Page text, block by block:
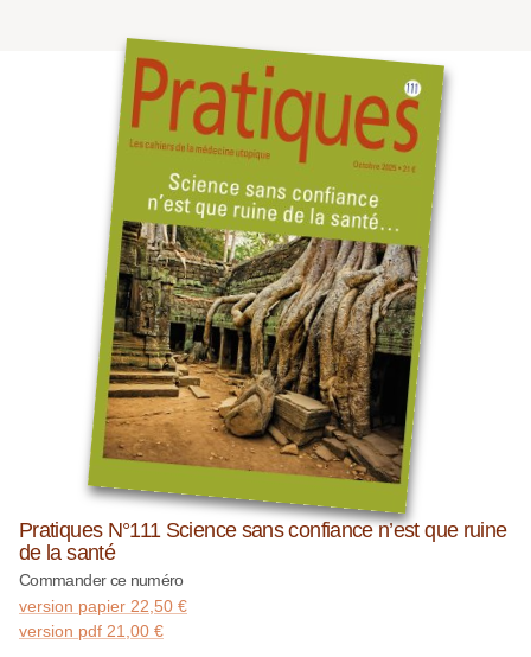
Pratiques N°111 Science sans confiance n’est que ruine
de la santé
Commander ce numéro
version papier 22,50 €
version pdf 21,00 €